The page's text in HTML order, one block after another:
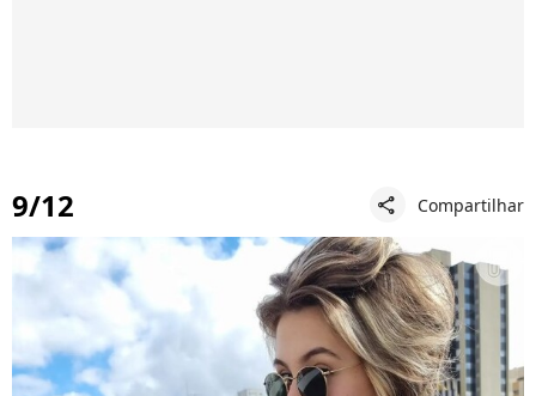
9/12 share Compartilhar